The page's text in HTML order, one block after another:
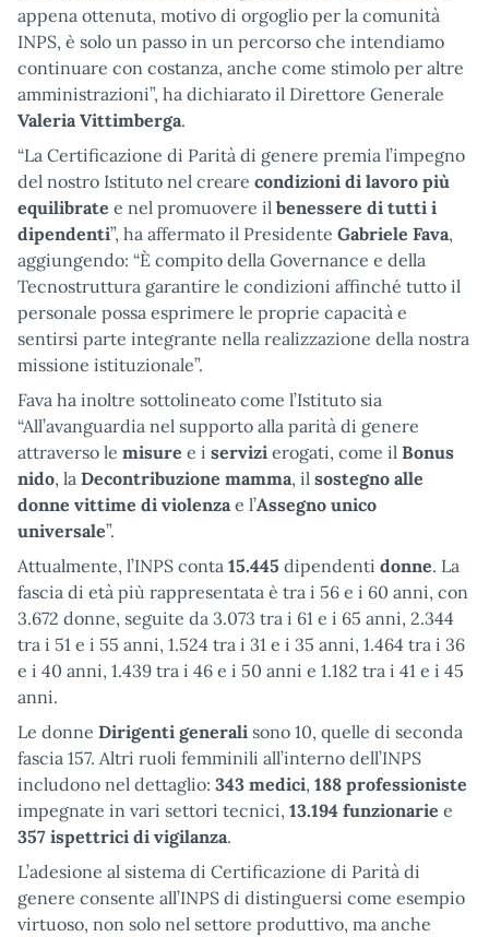
appena ottenuta, motivo di orgoglio per la comunità
INPS, è solo un passo in un percorso che intendiamo
continuare con costanza, anche come stimolo per altre
amministrazioni”, ha dichiarato il Direttore Generale
Valeria Vittimberga.
“La Certificazione di Parità di genere premia l’impegno
del nostro Istituto nel creare condizioni di lavoro più
equilibrate e nel promuovere il benessere di tutti i
dipendenti”, ha affermato il Presidente Gabriele Fava,
aggiungendo: “È compito della Governance e della
Tecnostruttura garantire le condizioni affinché tutto il
personale possa esprimere le proprie capacità e
sentirsi parte integrante nella realizzazione della nostra
missione istituzionale”.
Fava ha inoltre sottolineato come l’Istituto sia
“All’avanguardia nel supporto alla parità di genere
attraverso le misure e i servizi erogati, come il Bonus
nido, la Decontribuzione mamma, il sostegno alle
donne vittime di violenza e l’Assegno unico
universale”.
Attualmente, l’INPS conta 15.445 dipendenti donne. La
fascia di età più rappresentata è tra i 56 e i 60 anni, con
3.672 donne, seguite da 3.073 tra i 61 e i 65 anni, 2.344
tra i 51 e i 55 anni, 1.524 tra i 31 e i 35 anni, 1.464 tra i 36
e i 40 anni, 1.439 tra i 46 e i 50 anni e 1.182 tra i 41 e i 45
anni.
Le donne Dirigenti generali sono 10, quelle di seconda
fascia 157. Altri ruoli femminili all’interno dell’INPS
includono nel dettaglio: 343 medici, 188 professioniste
impegnate in vari settori tecnici, 13.194 funzionarie e
357 ispettrici di vigilanza.
L’adesione al sistema di Certificazione di Parità di
genere consente all’INPS di distinguersi come esempio
virtuoso, non solo nel settore produttivo, ma anche